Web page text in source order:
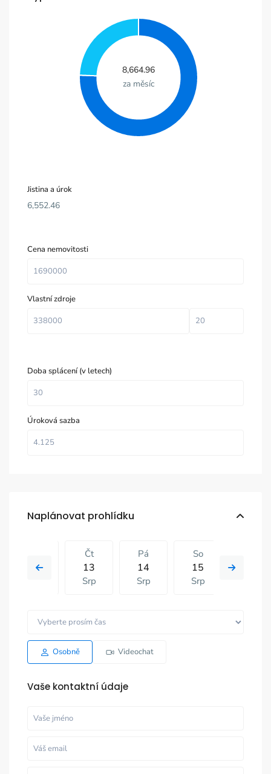
8,664.96
za měsíc
Jistina a úrok
6,552.46
Cena nemovitosti
Vlastní zdroje
Doba splácení (v letech)
Úroková sazba
Naplánovat prohlídku
12
Čt
13
Srp
Pá
14
Srp
So
15
Srp
Pá
14
So
15
Srp
Osobně Videochat
Vaše kontaktní údaje